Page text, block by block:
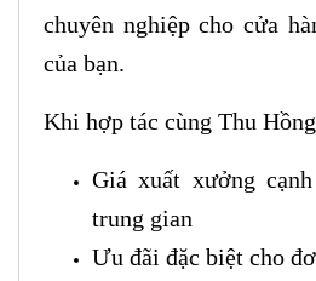
chuyên nghiệp cho cửa
của bạn.
Khi hợp tác cùng Thu
Giá xuất xưởng
trung gian
Ưu đãi đặc biệt cho